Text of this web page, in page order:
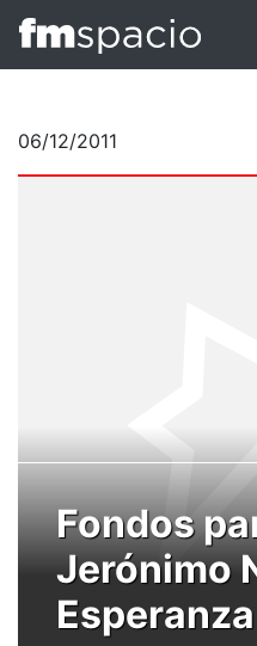
06/12/2011
Fondos
Jerónimo
Esperanza